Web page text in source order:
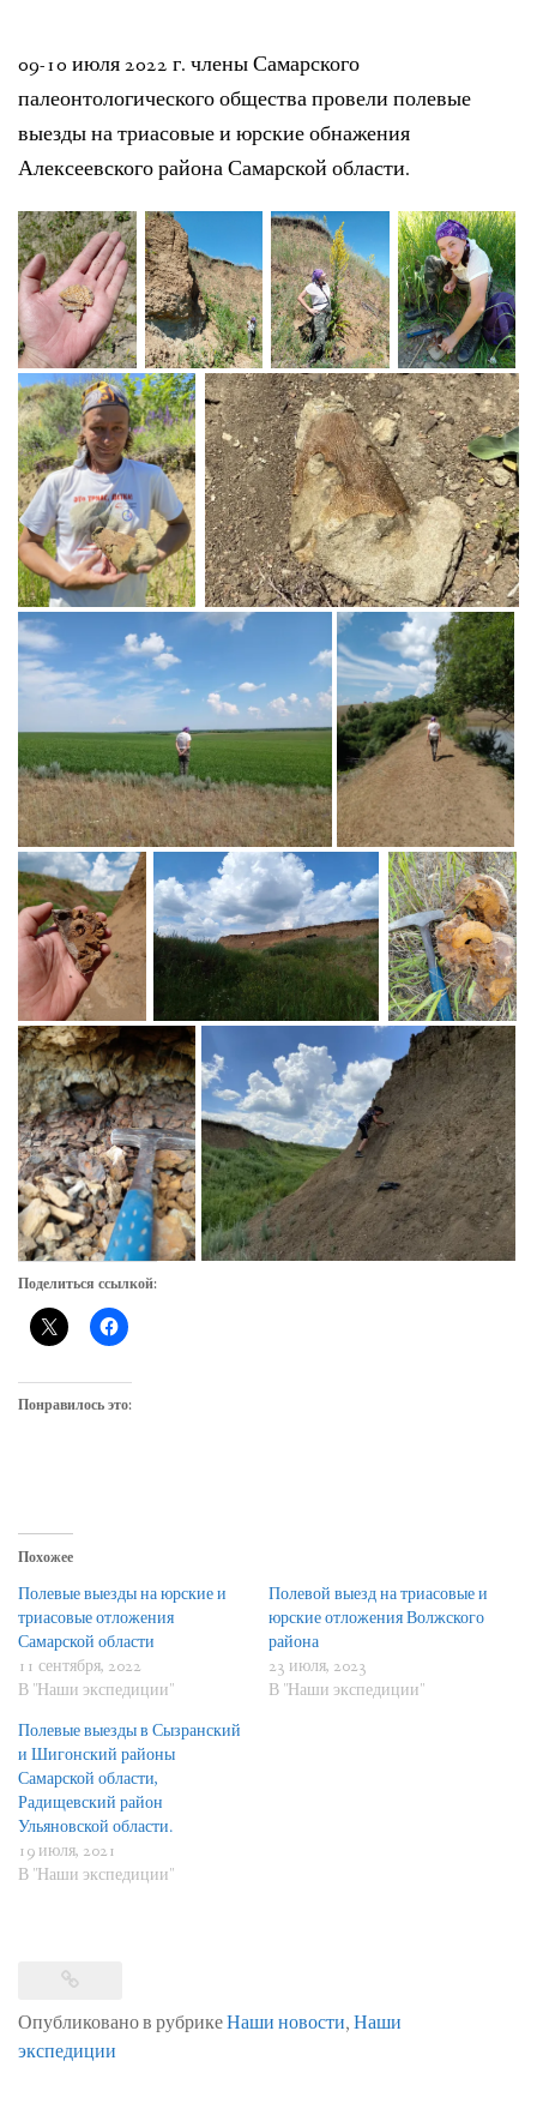
ГРУППА ВКОНТАКТЕ
ПОЛЕЗНЫЕ САЙТЫ
НАШИ НАХОДКИ
ПОЗДРАВЛЕНИЯ
КОНТАКТЫ
ДОКУМЕНТЫ
ВЕРСИЯ ДЛЯ СЛАБОВИДЯЩИХ
09-10 июля 2022 г. члены Самарского
палеонтологического общества провели полевые
выезды на триасовые и юрские обнажения
Алексеевского района Самарской области.
Поделиться ссылкой:
Понравилось это:
Похожее
Полевые выезды на юрские и
триасовые отложения
Самарской области
11 сентября, 2022
В "Наши экспедиции"
Полевой выезд на триасовые и
юрские отложения Волжского
района
23 июля, 2023
В "Наши экспедиции"
Полевые выезды в Сызранский
и Шигонский районы
Самарской области,
Радищевский район
Ульяновской области.
19 июля, 2021
В "Наши экспедиции"
Опубликовано в рубрикеНаши новости,Наши
экспедиции